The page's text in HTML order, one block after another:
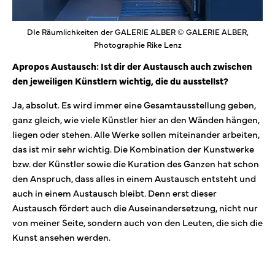
DIe Räumlichkeiten der GALERIE ALBER © GALERIE ALBER,
Photographie Rike Lenz
Apropos Austausch: Ist dir der Austausch auch zwischen
den jeweiligen Künstlern wichtig, die du ausstellst?
Ja, absolut. Es wird immer eine Gesamtausstellung geben,
ganz gleich, wie viele Künstler hier an den Wänden hängen,
liegen oder stehen. Alle Werke sollen miteinander arbeiten,
das ist mir sehr wichtig. Die Kombination der Kunstwerke
bzw. der Künstler sowie die Kuration des Ganzen hat schon
den Anspruch, dass alles in einem Austausch entsteht und
auch in einem Austausch bleibt. Denn erst dieser
Austausch fördert auch die Auseinandersetzung, nicht nur
von meiner Seite, sondern auch von den Leuten, die sich die
Kunst ansehen werden.